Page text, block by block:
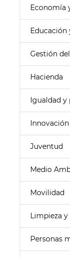
Economía
Gestión
Hacienda
Igualdad
Innovación
Juventud
Medio
Movilidad
Limpieza
Personas